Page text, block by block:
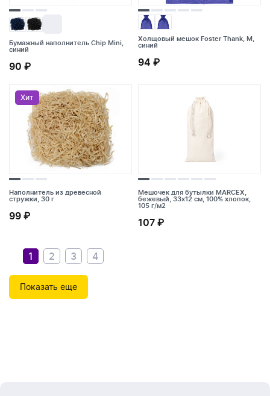
Бумажный наполнитель Chip Mini,
синий
90 ₽
Бумажный наполнитель Chip Mini,
синий
90 ₽
Холщовый мешок Foster Thank, M,
синий
94 ₽
Холщовый мешок Foster Thank, M,
синий
94 ₽
Хит
Наполнитель из древесной
стружки, 30 г
99 ₽
Хит
Наполнитель из древесной
стружки, 30 г
Мешочек для бутылки MARCEX,
бежевый, 33x12 см, 100% хлопок,
105 г/м2
107 ₽
Мешочек для бутылки MARCEX,
бежевый, 33x12 см, 100% хлопок,
105 г/м2
1
2 3 4
Показать еще